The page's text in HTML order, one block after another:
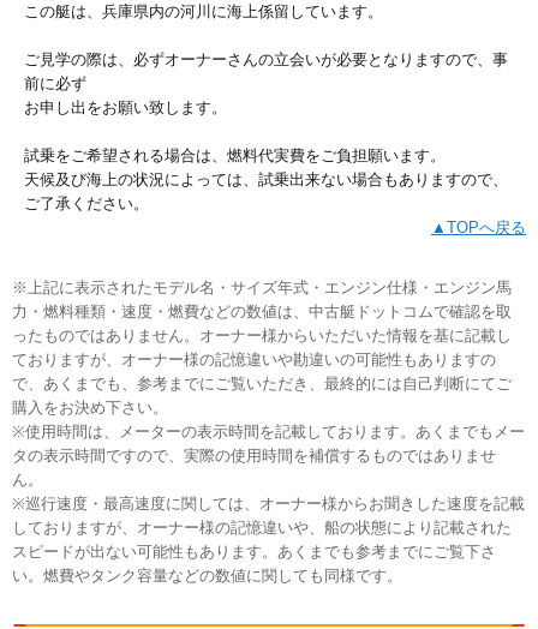
この艇は、兵庫県内の河川に海上係留しています。
ご見学の際は、必ずオーナーさんの立会いが必要となりますので、事
前に必ず
お申し出をお願い致します。
試乗をご希望される場合は、燃料代実費をご負担願います。
天候及び海上の状況によっては、試乗出来ない場合もありますので、
ご了承ください。
▲TOPへ戻る
※上記に表示されたモデル名・サイズ年式・エンジン仕様・エンジン馬
力・燃料種類・速度・燃費などの数値は、中古艇ドットコムで確認を取
ったものではありません。オーナー様からいただいた情報を基に記載し
ておりますが、オーナー様の記憶違いや勘違いの可能性もありますの
で、あくまでも、参考までにご覧いただき、最終的には自己判断にてご
購入をお決め下さい。
※使用時間は、メーターの表示時間を記載しております。あくまでもメー
タの表示時間ですので、実際の使用時間を補償するものではありませ
ん。
※巡行速度・最高速度に関しては、オーナー様からお聞きした速度を記載
しておりますが、オーナー様の記憶違いや、船の状態により記載された
スピードが出ない可能性もあります。あくまでも参考までにご覧下さ
い。燃費やタンク容量などの数値に関しても同様です。